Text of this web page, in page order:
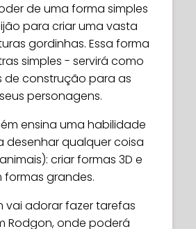
de uma forma simples
para criar uma vasta
gordinhas. Essa forma
simples - servirá como
de construção para as
personagens.
ensina uma habilidade
desenhar qualquer coisa
criar formas 3D e
grandes.
vai adorar fazer tarefas
Rodgon, onde poderá